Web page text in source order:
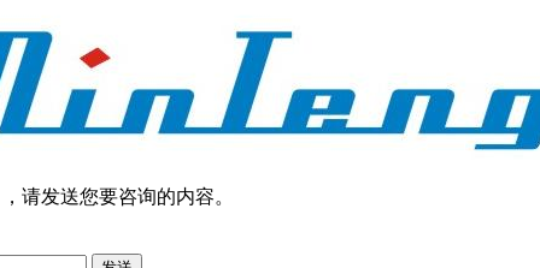
请发送您要咨询的内容。